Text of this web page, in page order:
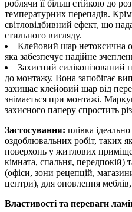
роблячи її більш стійкою до
температурних перепадів.
світловідбивний ефект, що
стильного вигляду.
Клейовий шар нетоксична
яка забезпечує надійне
Захисний силіконізований
до монтажу. Вона запобігає
захищає клейовий шар від
знімається при монтажі.
захисного паперу спростить
Застосування: плівка
оздоблювальних робіт, таких
поверхонь у житлових
кімната, спальня, передпокій)
(офіси, зони рецепцій,
центри), для оновлення
Властивості та переваги